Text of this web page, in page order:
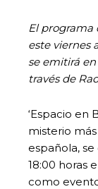
El programa
este viernes
se emitirá
través de
‘Espacio en
misterio
española,
18:00 horas
como